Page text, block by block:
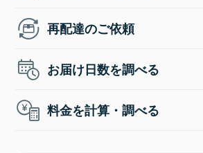
再配達のご依頼
お届け日数を調べる
料金を計算・調べる